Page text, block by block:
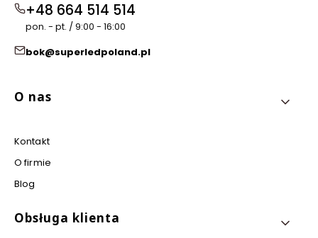
+48 664 514 514
pon. - pt. / 9:00 - 16:00
bok@superledpoland.pl
Linki w stopce
O nas
Kontakt
O firmie
Blog
Obsługa klienta